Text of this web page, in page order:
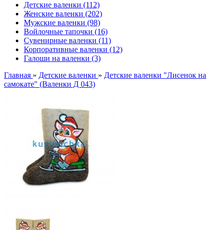
Детские валенки (112)
Женские валенки (202)
Мужские валенки (98)
Войлочные тапочки (16)
Сувенирные валенки (11)
Корпоративные валенки (12)
Галоши на валенки (3)
Главная » Детские валенки » Детские валенки "Лисенок на
самокате" (Валенки Д 043)